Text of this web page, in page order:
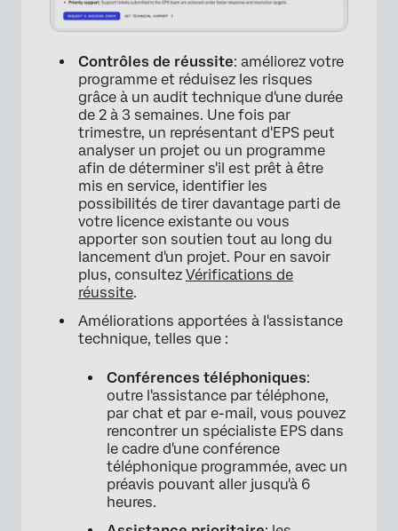
×
Contrôles de réussite: améliorez votre
programme et réduisez les risques
grâce à un audit technique d'une durée
de 2 à 3 semaines. Une fois par
trimestre, un représentant d'EPS peut
analyser un projet ou un programme
afin de déterminer s'il est prêt à être
mis en service, identifier les
possibilités de tirer davantage parti de
votre licence existante ou vous
apporter son soutien tout au long du
lancement d'un projet. Pour en savoir
plus, consultez Vérifications de
réussite.
Améliorations apportées à l'assistance
technique, telles que :
Conférences téléphoniques:
outre l'assistance par téléphone,
par chat et par e-mail, vous pouvez
rencontrer un spécialiste EPS dans
le cadre d'une conférence
téléphonique programmée, avec un
préavis pouvant aller jusqu'à 6
heures.